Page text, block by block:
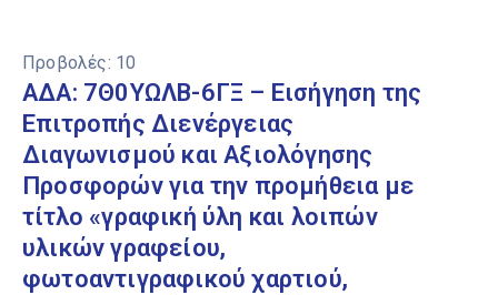
Προβολές: 10
ΑΔΑ: 7Θ0ΥΩΛΒ-6ΓΞ – Εισήγηση της
Επιτροπής Διενέργειας
Διαγωνισμού και Αξιολόγησης
Προσφορών για την προμήθεια με
τίτλο «γραφική ύλη και λοιπών
υλικών γραφείου,
φωτοαντιγραφικού χαρτιού,